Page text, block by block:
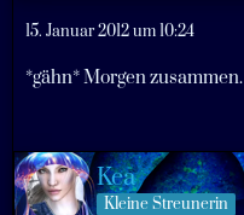
15. Januar 2012 um 10:24
*gähn* Morgen zusammen.
Kea
Kleine Streunerin